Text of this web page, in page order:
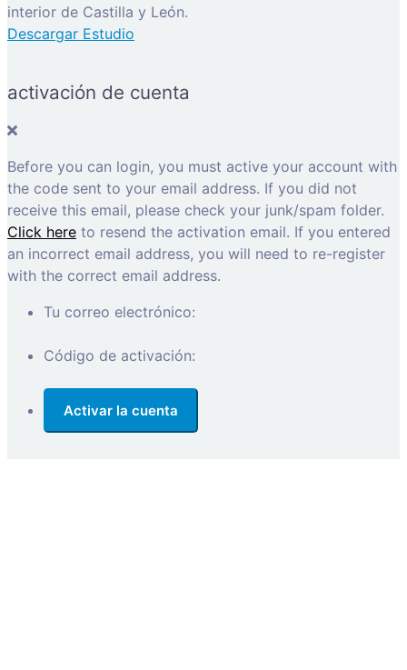
interior de Castilla y León.
Descargar Estudio
activación de cuenta
Before you can login, you must active your account with
the code sent to your email address. If you did not
receive this email, please check your junk/spam folder.
Click here to resend the activation email. If you entered
an incorrect email address, you will need to re-register
with the correct email address.
Tu correo electrónico:
Código de activación: